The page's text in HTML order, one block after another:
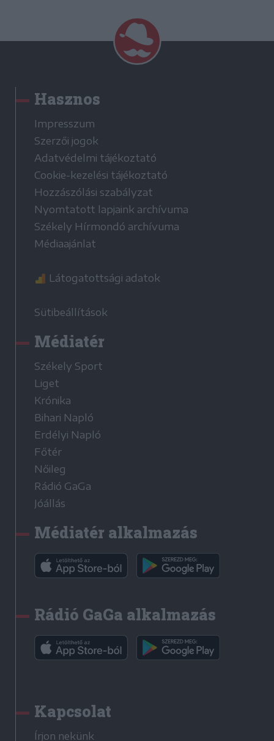
Hasznos
Impresszum
Szerzői jogok
Adatvédelmi tájékoztató
Cookie-kezelési tájékoztató
Hozzászólási szabályzat
Nyomtatott lapjaink archívuma
Székely Hírmondó archívuma
Médiaajánlat
Látogatottsági adatok
Sütibeállítások
Médiatér
Székely Sport
Liget
Krónika
Bihari Napló
Erdélyi Napló
Főtér
Nőileg
Rádió GaGa
Jóállás
Médiatér alkalmazás
Rádió GaGa alkalmazás
Kapcsolat
Írjon nekünk